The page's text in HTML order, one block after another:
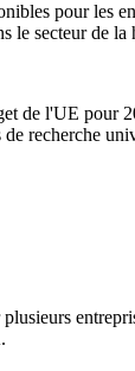
pour les
le secteur de
de l'UE pour
recherche